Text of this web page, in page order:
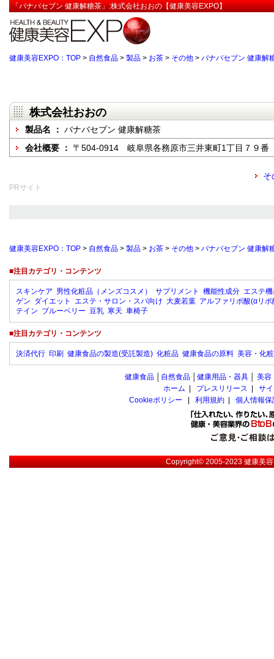
「バナバセブン 健康解糖茶」:株式会社おおの【健康美容EXPO】
健康美容EXPO：TOP > 自然食品 > 製品 > お茶 > その他 > バナバセブン 健康解
株式会社おおの
製品名 ： バナバセブン 健康解糖茶
会社概要 ： 〒504-0914 岐阜県各務原市三井東町1丁目７９番
そ
PRサイト
健康美容EXPO：TOP > 自然食品 > 製品 > お茶 > その他 > バナバセブン 健康解
■注目カテゴリ・コンテンツ
スキンケア 男性化粧品（メンズコスメ） サプリメント 機能性成分 エステ
ゲン ダイエット エステ・サロン・スパ向け 大麦若葉 アルファリポ酸(αリポ
テイン ブルーベリー 豆乳 寒天 車椅子
■注目カテゴリ・コンテンツ
決済代行 印刷 健康食品の製造(受託製造) 化粧品 健康食品の原料 美容・化
健康食品 自然食品 健康用品・器具 美容
ホーム
プレスリリース
サ
Cookieポリシー
利用規約 個人情報
Copyright© 2005-2023健康美